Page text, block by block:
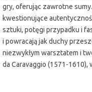
gry, oferując zawrotne
kwestionujące
sztuki, potęgi przypadku i
i powracają jak duchy
niezwykłym warsztatem i
da Caravaggio (1571-